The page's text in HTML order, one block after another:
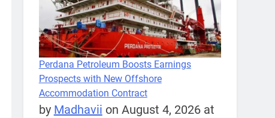
Perdana Petroleum Boosts Earnings
Prospects with New Offshore
Accommodation Contract
by Madhavii on August 4, 2026 at